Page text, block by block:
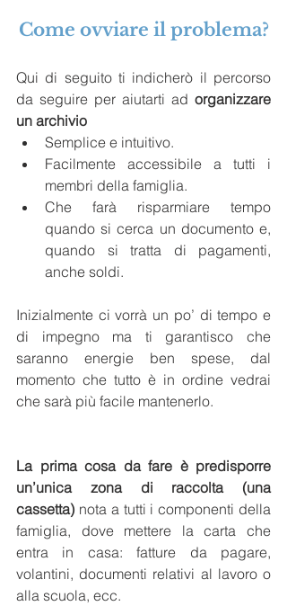
Come ovviare il problema?
Qui di seguito ti indicherò il percorso
da seguire per aiutarti ad organizzare
un archivio
Semplice e intuitivo.
Facilmente accessibile a tutti i
membri della famiglia.
Che farà risparmiare tempo
quando si cerca un documento e,
quando si tratta di pagamenti,
anche soldi.
Inizialmente ci vorrà un po’ di tempo e
di impegno ma ti garantisco che
saranno energie ben spese, dal
momento che tutto è in ordine vedrai
che sarà più facile mantenerlo.
La prima cosa da fare è predisporre
un’unica zona di raccolta (una
cassetta) nota a tutti i componenti della
famiglia, dove mettere la carta che
entra in casa: fatture da pagare,
volantini, documenti relativi al lavoro o
alla scuola, ecc.